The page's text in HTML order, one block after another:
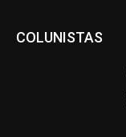
COLUNISTAS